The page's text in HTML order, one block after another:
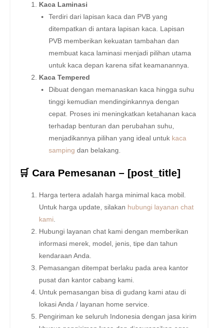
Kaca Laminasi
Terdiri dari lapisan kaca dan PVB yang
ditempatkan di antara lapisan kaca. Lapisan
PVB memberikan kekuatan tambahan dan
membuat kaca laminasi menjadi pilihan utama
untuk kaca depan karena sifat keamanannya.
Kaca Tempered
Dibuat dengan memanaskan kaca hingga suhu
tinggi kemudian mendinginkannya dengan
cepat. Proses ini meningkatkan ketahanan kaca
terhadap benturan dan perubahan suhu,
menjadikannya pilihan yang ideal untuk kaca
samping dan belakang.
🛒 Cara Pemesanan – [post_title]
Harga tertera adalah harga minimal kaca mobil.
Untuk harga update, silakan hubungi layanan chat
kami
Hubungi layanan chat kami dengan memberikan
informasi merek, model, jenis, tipe dan tahun
kendaraan Anda.
Pemasangan ditempat berlaku pada area kantor
pusat dan kantor cabang kami.
Untuk pemasangan bisa di gudang kami atau di
lokasi Anda / layanan home service.
Pengiriman ke seluruh Indonesia dengan jasa kirim